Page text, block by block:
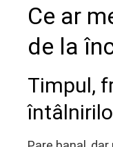
Ce ar
de la
Timpul,